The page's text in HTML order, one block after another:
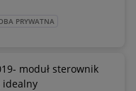
PRYWATNA
moduł sterownik
idealny